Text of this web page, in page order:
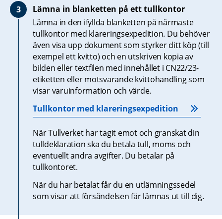
Lämna in blanketten på ett tullkontor
Lämna in den ifyllda blanketten på närmaste
tullkontor med klareringsexpedition. Du behöver
även visa upp dokument som styrker ditt köp (till
exempel ett kvitto) och en utskriven kopia av
bilden eller textfilen med innehållet i CN22/23-
etiketten eller motsvarande kvittohandling som
visar varuinformation och värde.
Tullkontor med klareringsexpedition
När Tullverket har tagit emot och granskat din
tulldeklaration ska du betala tull, moms och
eventuellt andra avgifter. Du betalar på
tullkontoret.
När du har betalat får du en utlämningssedel
som visar att försändelsen får lämnas ut till dig.